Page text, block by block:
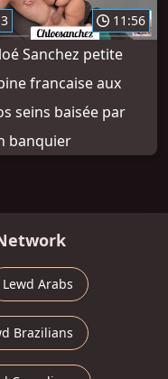
3 11:56
Sanchez petite
francaise aux
seins baisée par
banquier
Lewd Arabs
Brazilians